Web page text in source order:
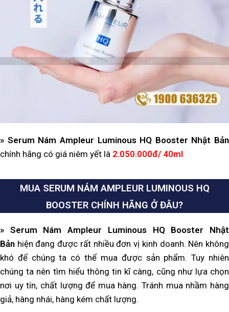
» Serum Nám Ampleur Luminous HQ Booster Nhật Bản
chính hãng có giá niêm yết là 2.050.000đ/ 40ml
MUA SERUM NÁM AMPLEUR LUMINOUS HQ
BOOSTER CHÍNH HÃNG Ở ĐÂU?
» Serum Nám Ampleur Luminous HQ Booster Nhật
Bản hiện đang được rất nhiều đơn vị kinh doanh. Nên không
khó để chúng ta có thể mua được sản phẩm. Tuy nhiên
chúng ta nên tìm hiểu thông tin kĩ càng, cũng như lựa chọn
nơi uy tín, chất lượng để mua hàng. Tránh mua nhầm hàng
giả, hàng nhái, hàng kém chất lượng.